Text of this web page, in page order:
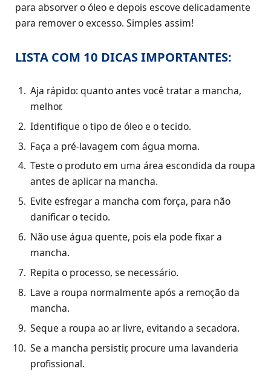
para absorver o óleo e depois escove delicadamente
para remover o excesso. Simples assim!
LISTA COM 10 DICAS IMPORTANTES:
Aja rápido: quanto antes você tratar a mancha,
melhor.
Identifique o tipo de óleo e o tecido.
Faça a pré-lavagem com água morna.
Teste o produto em uma área escondida da roupa
antes de aplicar na mancha.
Evite esfregar a mancha com força, para não
danificar o tecido.
Não use água quente, pois ela pode fixar a
mancha.
Repita o processo, se necessário.
Lave a roupa normalmente após a remoção da
mancha.
Seque a roupa ao ar livre, evitando a secadora.
Se a mancha persistir, procure uma lavanderia
profissional.